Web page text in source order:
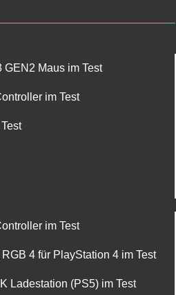
Maus im Test
im Test
im Test
4 für PlayStation 4 im Test
Ladestation (PS5) im Test